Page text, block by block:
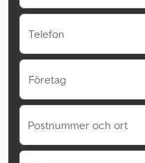
Telefon
Företag
Postnummer och ort